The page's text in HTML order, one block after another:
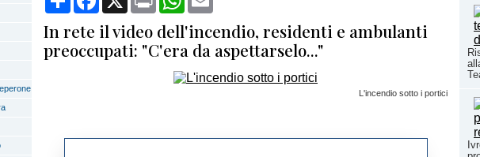
In rete il video dell'incendio, residenti e ambulanti
preoccupati: "C'era da aspettarselo..."
L'incendio sotto i portici